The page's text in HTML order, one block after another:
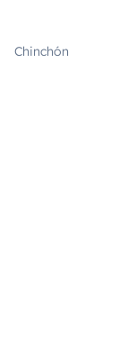
Chinchón